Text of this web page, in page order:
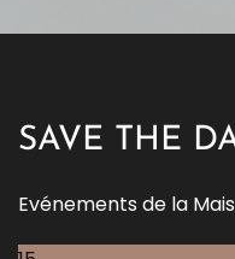
SAVE THE
Evénements de la